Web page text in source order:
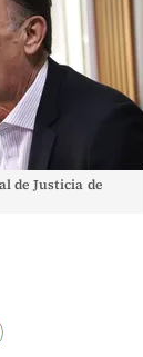
de Justicia de